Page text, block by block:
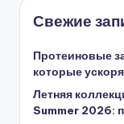
Свежие
Протеиновые
которые
Летняя
Summer 2026: